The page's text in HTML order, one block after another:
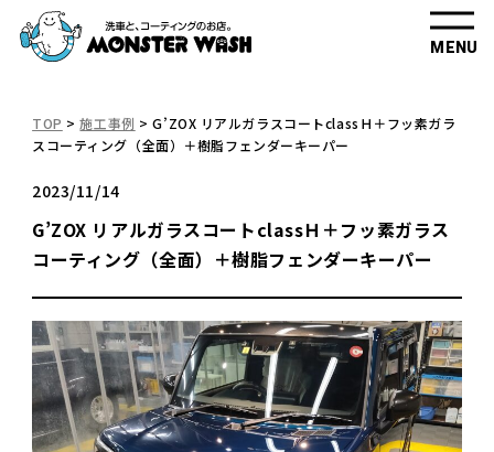
MENU
TOP >施工事例 >G’ZOX リアルガラスコートclassＨ＋フッ素ガラ
スコーティング（全面）＋樹脂フェンダーキーパー
2023/11/14
G’ZOX リアルガラスコートclassＨ＋フッ素ガラス
コーティング（全面）＋樹脂フェンダーキーパー